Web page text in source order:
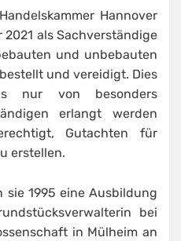
Hannover
als Sachverständige
und unbebauten
und vereidigt. Dies
nur von besonders
erlangt werden
Gutachten für
erstellen.
1995 eine Ausbildung
bei
in Mülheim an